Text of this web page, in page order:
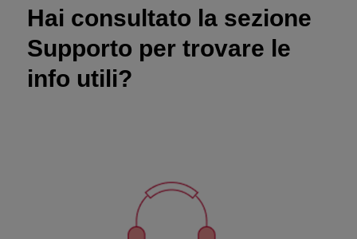
Hai consultato la sezione
Supporto per trovare le
info utili?